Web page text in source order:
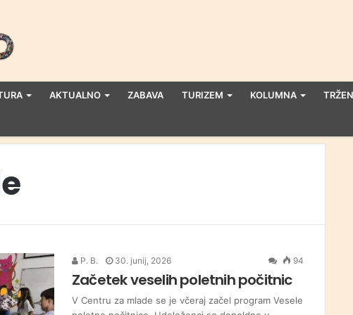
AKTUALNO ZABAVA TURIZEM KOLUMNA
P. B. 30. junij, 2026 94
Začetek veselih poletnih počitnic
V Centru za mlade se je včeraj začel program Vesele